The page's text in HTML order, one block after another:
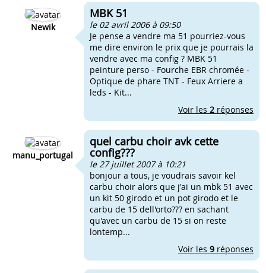
Newik
MBK 51
le 02 avril 2006 à 09:50
Je pense a vendre ma 51 pourriez-vous
me dire environ le prix que je pourrais la
vendre avec ma config ? MBK 51
peinture perso - Fourche EBR chromée -
Optique de phare TNT - Feux Arriere a
leds - Kit...
Voir les 2 réponses
manu_portugal
quel carbu choir avk cette
config???
le 27 juillet 2007 à 10:21
bonjour a tous, je voudrais savoir kel
carbu choir alors que j'ai un mbk 51 avec
un kit 50 girodo et un pot girodo et le
carbu de 15 dell'orto??? en sachant
qu'avec un carbu de 15 si on reste
lontemp...
Voir les 9 réponses